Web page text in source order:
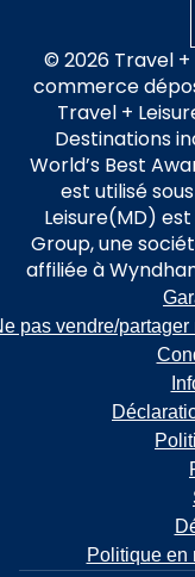
© 2026 Travel
commerce
Travel +
Destinations
World’s Best
est utilisé
Leisure(MD)
Group, une
affiliée à
pas vendre/
Politique en